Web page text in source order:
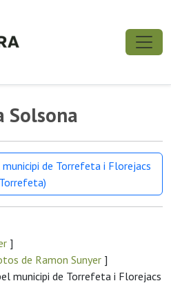
Solsona
de Torrefeta i Florejacs
]
de Ramon Sunyer ]
municipi de Torrefeta i Florejacs